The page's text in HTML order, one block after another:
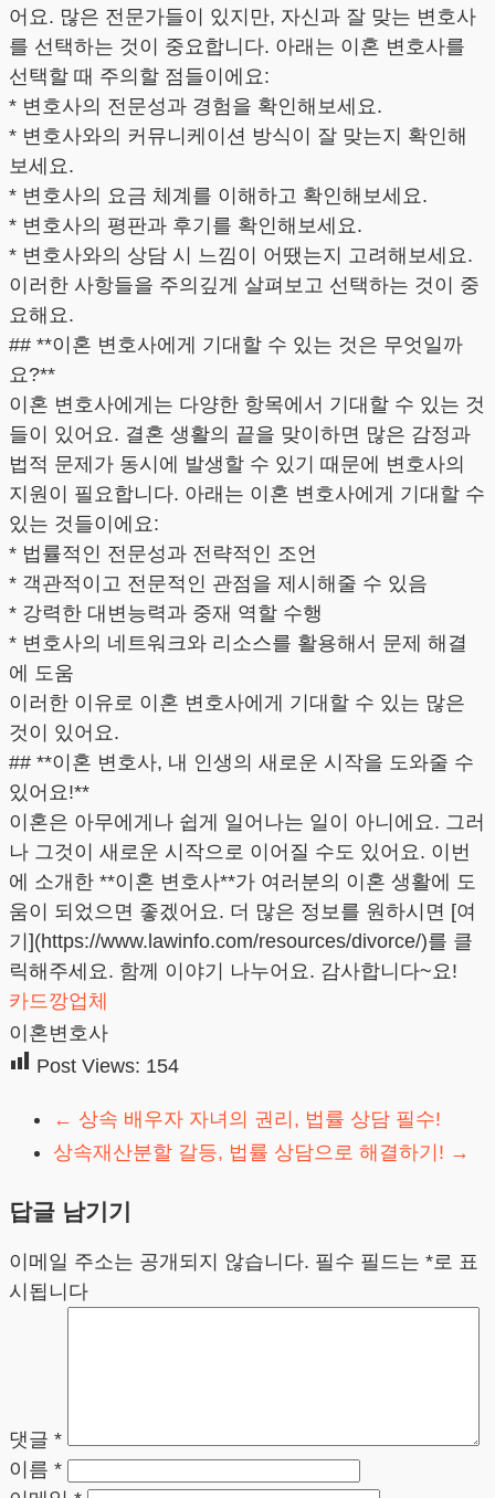
어요. 많은 전문가들이 있지만, 자신과 잘 맞는 변호사
를 선택하는 것이 중요합니다. 아래는 이혼 변호사를
선택할 때 주의할 점들이에요:
* 변호사의 전문성과 경험을 확인해보세요.
* 변호사와의 커뮤니케이션 방식이 잘 맞는지 확인해
보세요.
* 변호사의 요금 체계를 이해하고 확인해보세요.
* 변호사의 평판과 후기를 확인해보세요.
* 변호사와의 상담 시 느낌이 어땠는지 고려해보세요.
이러한 사항들을 주의깊게 살펴보고 선택하는 것이 중
요해요.
## **이혼 변호사에게 기대할 수 있는 것은 무엇일까
요?**
이혼 변호사에게는 다양한 항목에서 기대할 수 있는 것
들이 있어요. 결혼 생활의 끝을 맞이하면 많은 감정과
법적 문제가 동시에 발생할 수 있기 때문에 변호사의
지원이 필요합니다. 아래는 이혼 변호사에게 기대할 수
있는 것들이에요:
* 법률적인 전문성과 전략적인 조언
* 객관적이고 전문적인 관점을 제시해줄 수 있음
* 강력한 대변능력과 중재 역할 수행
* 변호사의 네트워크와 리소스를 활용해서 문제 해결
에 도움
이러한 이유로 이혼 변호사에게 기대할 수 있는 많은
것이 있어요.
## **이혼 변호사, 내 인생의 새로운 시작을 도와줄 수
있어요!**
이혼은 아무에게나 쉽게 일어나는 일이 아니에요. 그러
나 그것이 새로운 시작으로 이어질 수도 있어요. 이번
에 소개한 **이혼 변호사**가 여러분의 이혼 생활에 도
움이 되었으면 좋겠어요. 더 많은 정보를 원하시면 [여
기](https://www.lawinfo.com/resources/divorce/)를 클
릭해주세요. 함께 이야기 나누어요. 감사합니다~요!
카드깡업체
이혼변호사
Post Views: 154
← 상속 배우자 자녀의 권리, 법률 상담 필수!
상속재산분할 갈등, 법률 상담으로 해결하기! →
답글 남기기
이메일 주소는 공개되지 않습니다. 필수 필드는 *로 표
시됩니다
댓글 *
이름 *